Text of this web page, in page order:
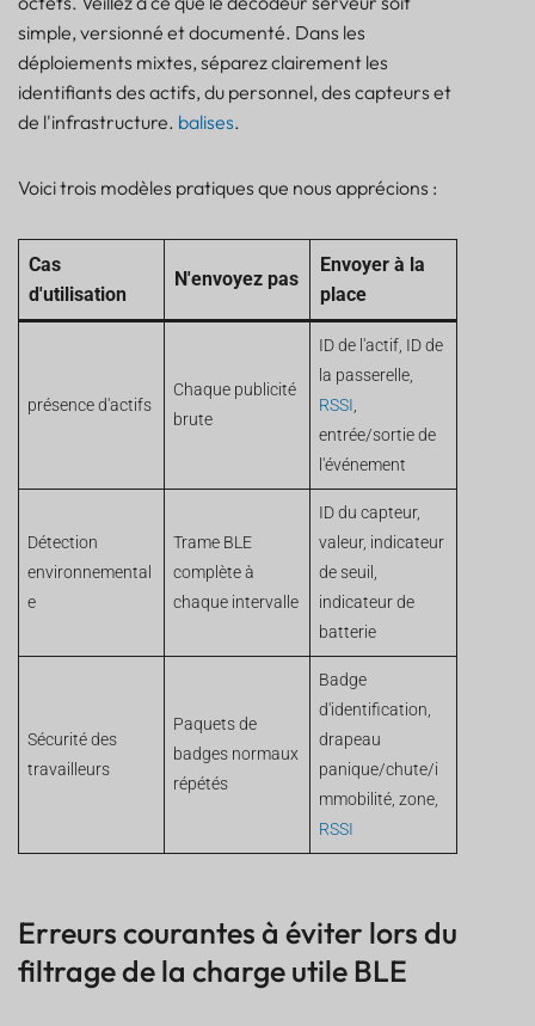
simple, versionné et documenté. Dans les
déploiements mixtes, séparez clairement les
identifiants des actifs, du personnel, des capteurs et
de l'infrastructure. balises.
Voici trois modèles pratiques que nous apprécions :
Cas
d'utilisation
N'envoyez pas
Envoyer à la
place
présence d'actifs
Chaque publicité
brute
ID de l'actif, ID de
la passerelle,
RSSI,
entrée/sortie de
l'événement
Détection
environnemental
e
Trame BLE
complète à
chaque intervalle
ID du capteur,
valeur, indicateur
de seuil,
indicateur de
batterie
Sécurité des
travailleurs
Paquets de
badges normaux
répétés
Badge
d'identification,
drapeau
panique/chute/i
mmobilité, zone,
RSSI
Erreurs courantes à éviter lors du
filtrage de la charge utile BLE